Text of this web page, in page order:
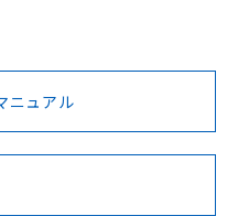
く前に、以下を必ずお読
ニュアル